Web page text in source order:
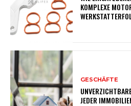
KOMPLEXE
GESCHÄFTE
JEDER